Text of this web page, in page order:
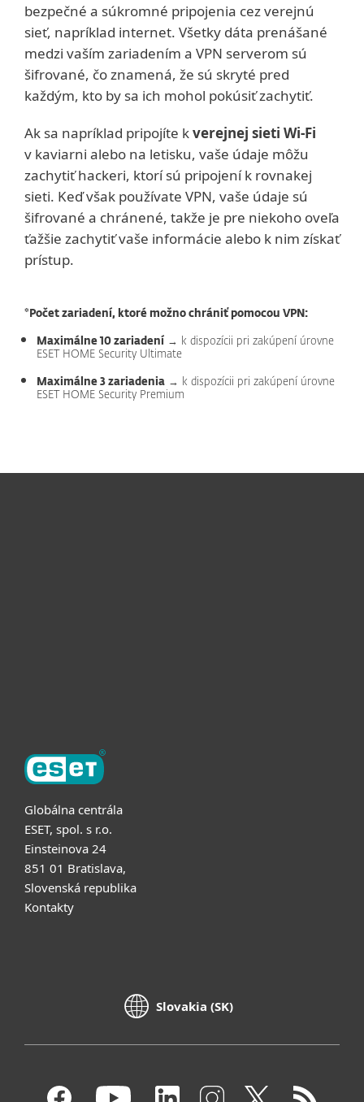
bezpečné a súkromné pripojenia cez verejnú
sieť, napríklad internet. Všetky dáta prenášané
medzi vaším zariadením a VPN serverom sú
šifrované, čo znamená, že sú skryté pred
každým, kto by sa ich mohol pokúsiť zachytiť.
Ak sa napríklad pripojíte kverejnej sieti Wi-Fi
v kaviarni alebo na letisku, vaše údaje môžu
zachytiť hackeri, ktorí sú pripojení k rovnakej
sieti. Keď však používate VPN, vaše údaje sú
šifrované a chránené, takže je pre niekoho oveľa
ťažšie zachytiť vaše informácie alebo k nim získať
prístup.
*Počet zariadení, ktoré možno chrániť pomocou VPN:
Maximálne 10 zariadení → k dispozícii pri zakúpení úrovne
ESET HOME Security Ultimate
Maximálne 3 zariadenia → k dispozícii pri zakúpení úrovne
ESET HOME Security Premium
Globálna centrála
ESET, spol. s r.o.
Einsteinova 24
851 01 Bratislava,
Slovenská republika
Kontakty
Slovakia (SK)